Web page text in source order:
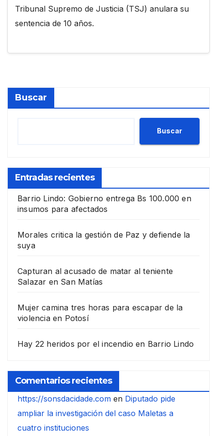
Tribunal Supremo de Justicia (TSJ) anulara su
sentencia de 10 años.
Buscar
Buscar
Entradas recientes
Barrio Lindo: Gobierno entrega Bs 100.000 en
insumos para afectados
Morales critica la gestión de Paz y defiende la
suya
Capturan al acusado de matar al teniente
Salazar en San Matías
Mujer camina tres horas para escapar de la
violencia en Potosí
Hay 22 heridos por el incendio en Barrio Lindo
Comentarios recientes
https://sonsdacidade.com en Diputado pide
ampliar la investigación del caso Maletas a
cuatro instituciones